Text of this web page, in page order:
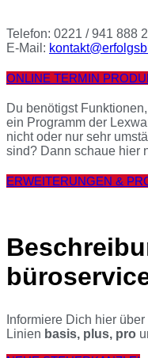
Telefon: 0221 / 941 888 2
E-Mail:
ONLINE TERMIN
Du benötigst
ein Programm der
nicht oder nur sehr
sind? Dann schaue hier
ERWEITERUNGEN &
Informiere Dich hier
Linien basis, plus, pro